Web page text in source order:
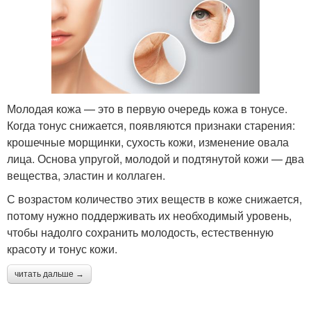
Молодая кожа — это в первую очередь кожа в тонусе.
Когда тонус снижается, появляются признаки старения:
крошечные морщинки, сухость кожи, изменение овала
лица. Основа упругой, молодой и подтянутой кожи — два
вещества, эластин и коллаген.
С возрастом количество этих веществ в коже снижается,
потому нужно поддерживать их необходимый уровень,
чтобы надолго сохранить молодость, естественную
красоту и тонус кожи.
читать дальше →